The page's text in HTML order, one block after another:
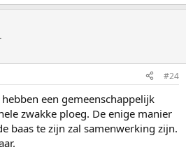
#24
een gemeenschappelijk
zwakke ploeg. De enige manier
baas te zijn zal samenwerking zijn.